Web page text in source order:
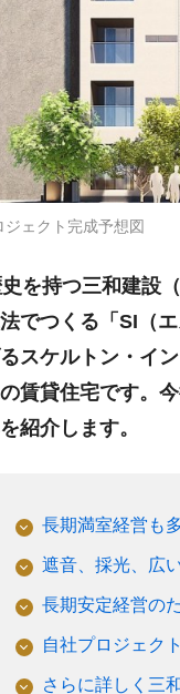
ェクト完成予想図
を持つ三和建設
でつくる「SI（
スケルトン・イ
賃貸住宅です。
紹介します。
長期満室経営も
遮音、採光、広
長期安定経営の
自社プロジェク
さらに詳しく三